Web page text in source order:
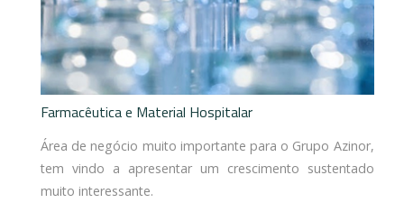
Farmacêutica e Material Hospitalar
Área de negócio muito importante para o Grupo Azinor,
tem vindo a apresentar um crescimento sustentado
muito interessante.